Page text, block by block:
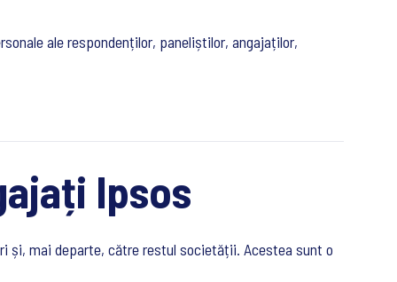
ale respondenților, paneliștilor, angajaților,
Ipsos
și, mai departe, către restul societății. Acestea sunt o